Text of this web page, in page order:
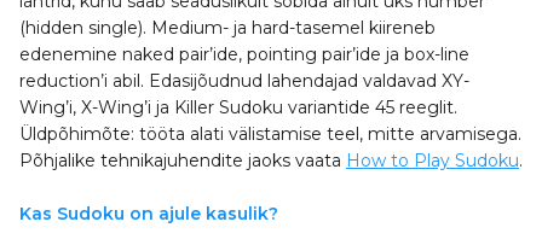
(hidden single). Medium- ja hard-tasemel kiireneb
edenemine naked pair’ide, pointing pair’ide ja box-line
reduction’i abil. Edasijõudnud lahendajad valdavad XY-
Wing’i, X-Wing’i ja Killer Sudoku variantide 45 reeglit.
Üldpõhimõte: tööta alati välistamise teel, mitte arvamisega.
Põhjalike tehnikajuhendite jaoks vaata How to Play Sudoku.
Kas Sudoku on ajule kasulik?